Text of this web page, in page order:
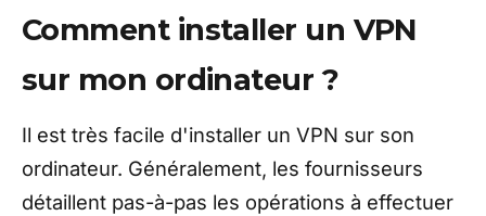
Comment installer un VPN
sur mon ordinateur ?
Il est très facile d'installer un VPN sur son
ordinateur. Généralement, les fournisseurs
détaillent pas-à-pas les opérations à effectuer